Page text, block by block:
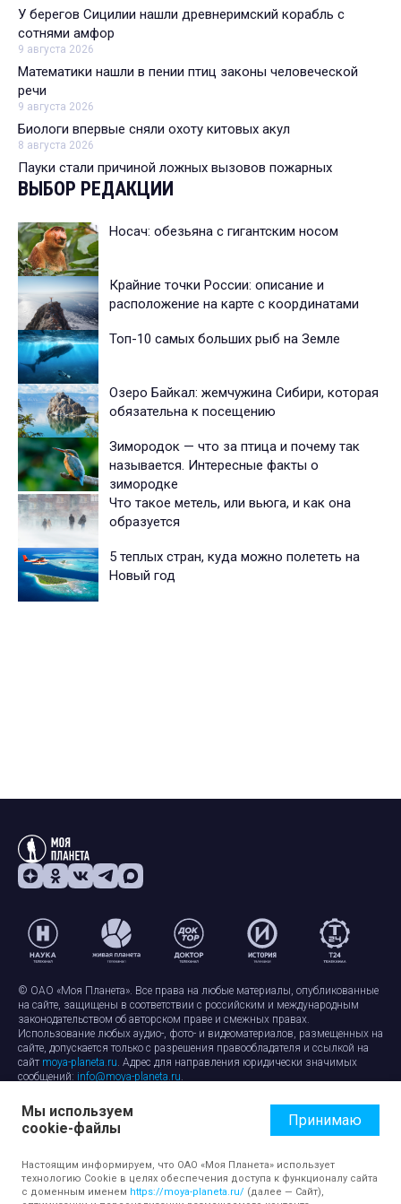
У берегов Сицилии нашли древнеримский корабль с
сотнями амфор
9 августа 2026
Математики нашли в пении птиц законы человеческой
речи
9 августа 2026
Биологи впервые сняли охоту китовых акул
8 августа 2026
Пауки стали причиной ложных вызовов пожарных
ВЫБОР РЕДАКЦИИ
Носач: обезьяна с гигантским носом
Крайние точки России: описание и
расположение на карте с координатами
Топ-10 самых больших рыб на Земле
Озеро Байкал: жемчужина Сибири, которая
обязательна к посещению
Зимородок — что за птица и почему так
называется. Интересные факты о
зимородке
Что такое метель, или вьюга, и как она
образуется
5 теплых стран, куда можно полететь на
Новый год
© ОАО «Моя Планета». Все права на любые материалы, опубликованные
на сайте, защищены в соответствии с российским и международным
законодательством об авторском праве и смежных правах.
Использование любых аудио-, фото- и видеоматериалов, размещенных на
сайте, допускается только с разрешения правообладателя и ссылкой на
сайт moya-planeta.ru. Адрес для направления юридически значимых
сообщений: info@moya-planeta.ru.
Правила сайтаРабота с cookie-файлами
Защита персональных данных
Обработка персональных данных
Мы используем
cookie-файлы
Принимаю
Настоящим информируем, что ОАО «Моя Планета» использует
технологию Cookie в целях обеспечения доступа к функционалу сайта
с доменным именем https://moya-planeta.ru/ (далее — Сайт),